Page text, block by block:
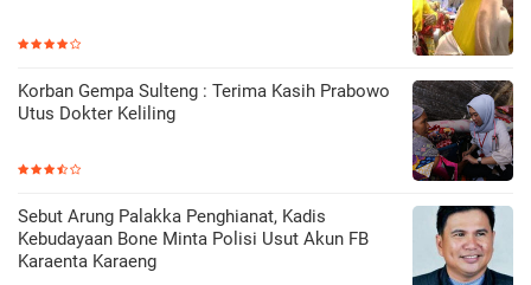
Korban Gempa Sulteng : Terima Kasih Prabowo
Utus Dokter Keliling
Sebut Arung Palakka Penghianat, Kadis
Kebudayaan Bone Minta Polisi Usut Akun FB
Karaenta Karaeng